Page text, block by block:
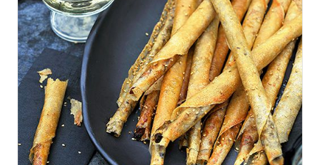
WEEKMENU'S
KOOKBOEKEN